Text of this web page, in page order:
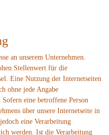
an unserem Unternehmen.
Stellenwert für die
Eine Nutzung der Internetseiten
ohne jede Angabe
eine betroffene Person
über unsere Internetseite in
eine Verarbeitung
werden. Ist die Verarbeitung